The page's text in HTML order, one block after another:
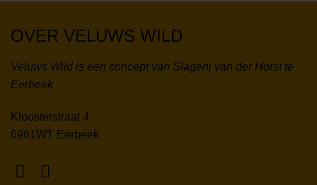
OVER VELUWS WILD
Veluws Wild is een concept van Slagerij van der Horst te
Eerbeek
Kloosterstraat 4
6961WT Eerbeek